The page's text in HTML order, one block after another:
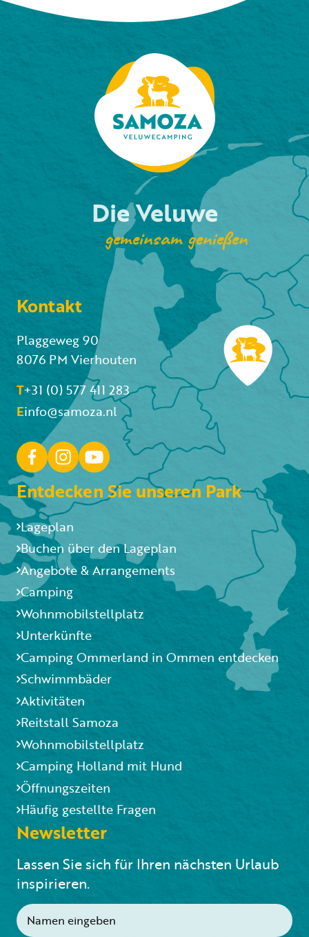
Die Veluwe
gemeinsam genießen
Kontakt
Plaggeweg 90
8076 PM Vierhouten
T+31 (0) 577 411 283
Einfo@samoza.nl
Entdecken Sie unseren Park
Lageplan
Buchen über den Lageplan
Angebote & Arrangements
Camping
Wohnmobilstellplatz
Unterkünfte
Camping Ommerland in Ommen entdecken
Schwimmbäder
Aktivitäten
Reitstall Samoza
Wohnmobilstellplatz
Camping Holland mit Hund
Öffnungszeiten
Häufig gestellte Fragen
Newsletter
Lassen Sie sich für Ihren nächsten Urlaub
inspirieren.